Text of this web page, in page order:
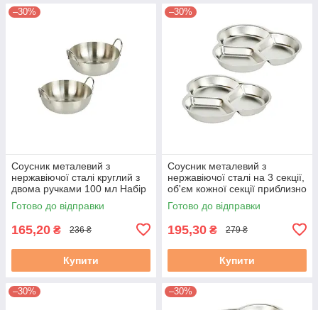
–30%
Соусник металевий з
нержавіючої сталі круглий з
двома ручками 100 мл Набір
2 штуки
Готово до відправки
165,20 ₴ 236 ₴
Купити
–30%
Соусник металевий з
нержавіючої сталі на 3 секції,
об'єм кожної секції приблизно
50 мл Набір 2 штуки
Готово до відправки
195,30 ₴ 279 ₴
Купити
–30% –30%